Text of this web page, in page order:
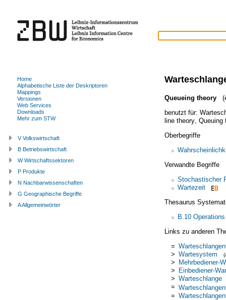
Queueing theory
benutzt für:
line theory, Queuing
Oberbegriffe
Verwandte Begriffe
Stochastischer
Wartezeit
Thesaurus
B.10
Links zu anderen
=
> Wartesystem
> Mehrbediener-
> Einbediener-
> Warteschlange
=
=
Home
Alphabetische Liste der Deskriptoren
Mappings
Versionen
Web Services
Downloads
Mehr zum STW
V Volkswirtschaft
B Betriebswirtschaft
W Wirtschaftssektoren
P Produkte
N Nachbarwissenschaften
G Geographische Begriffe
A Allgemeinwörter